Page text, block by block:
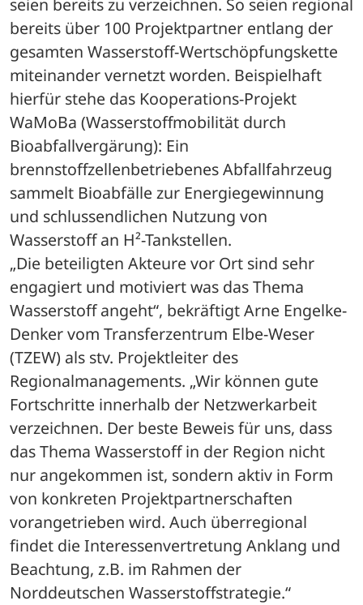
seien bereits zu verzeichnen. So seien regional
bereits über 100 Projektpartner entlang der
gesamten Wasserstoff-Wertschöpfungskette
miteinander vernetzt worden. Beispielhaft
hierfür stehe das Kooperations-Projekt
WaMoBa (Wasserstoffmobilität durch
Bioabfallvergärung): Ein
brennstoffzellenbetriebenes Abfallfahrzeug
sammelt Bioabfälle zur Energiegewinnung
und schlussendlichen Nutzung von
Wasserstoff an H²-Tankstellen.
„Die beteiligten Akteure vor Ort sind sehr
engagiert und motiviert was das Thema
Wasserstoff angeht“, bekräftigt Arne Engelke-
Denker vom Transferzentrum Elbe-Weser
(TZEW) als stv. Projektleiter des
Regionalmanagements. „Wir können gute
Fortschritte innerhalb der Netzwerkarbeit
verzeichnen. Der beste Beweis für uns, dass
das Thema Wasserstoff in der Region nicht
nur angekommen ist, sondern aktiv in Form
von konkreten Projektpartnerschaften
vorangetrieben wird. Auch überregional
findet die Interessenvertretung Anklang und
Beachtung, z.B. im Rahmen der
Norddeutschen Wasserstoffstrategie.“